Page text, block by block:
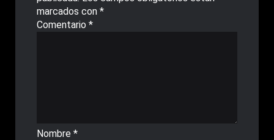
marcados con *
Comentario *
Nombre *